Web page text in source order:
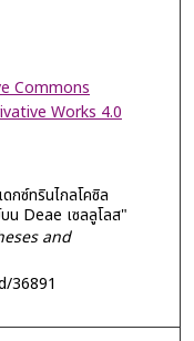
Commons
Works 4.0
กซ์ทรินไกลโคซิล
น Deae เซลลูโลส"
and
36891